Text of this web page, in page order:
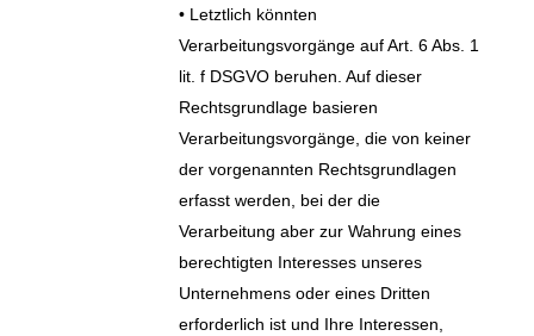
• Letztlich könnten
Verarbeitungsvorgänge auf Art. 6 Abs. 1
lit. f DSGVO beruhen. Auf dieser
Rechtsgrundlage basieren
Verarbeitungsvorgänge, die von keiner
der vorgenannten Rechtsgrundlagen
erfasst werden, bei der die
Verarbeitung aber zur Wahrung eines
berechtigten Interesses unseres
Unternehmens oder eines Dritten
erforderlich ist und Ihre Interessen,